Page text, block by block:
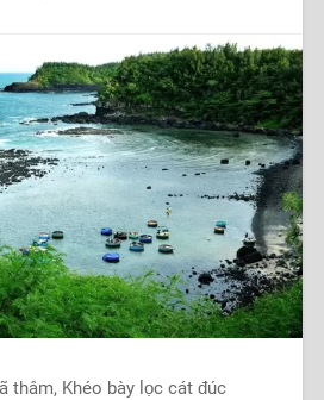
thâm, Khéo bày lọc cát đúc